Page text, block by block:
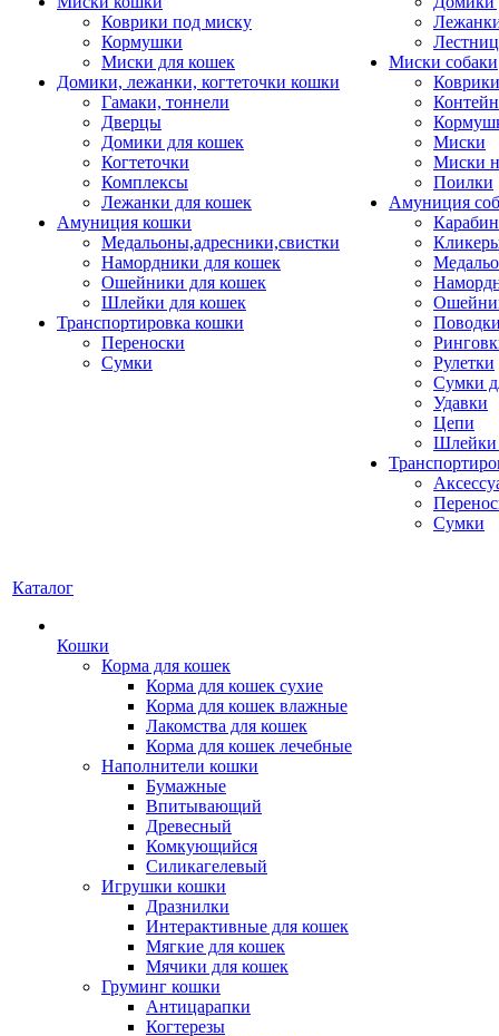
Коврики под миску
Кормушки
Миски для кошек
Домики, лежанки, когтеточки кошки
Гамаки, тоннели
Дверцы
Домики для кошек
Когтеточки
Комплексы
Лежанки для кошек
Амуниция кошки
Медальоны,адресники,свистки
Намордники для кошек
Ошейники для кошек
Шлейки для кошек
Транспортировка кошки
Переноски
Сумки
Миски собаки
Миски
Миски
Поилки
Амуниция
Рулетки
Сумки
Удавки
Цепи
Шлейки
Сумки
Каталог
Кошки
Корма для кошек
Корма для кошек сухие
Корма для кошек влажные
Лакомства для кошек
Корма для кошек лечебные
Наполнители кошки
Бумажные
Впитывающий
Древесный
Комкующийся
Силикагелевый
Игрушки кошки
Дразнилки
Интерактивные для кошек
Мягкие для кошек
Мячики для кошек
Груминг кошки
Антицарапки
Когтерезы